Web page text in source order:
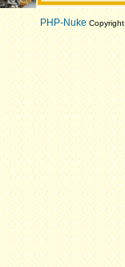
PHP-NukeCopyright